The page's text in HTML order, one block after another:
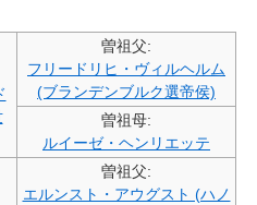
曽祖父:
フリードリヒ・ヴィルヘルム
(ブランデンブルク選帝侯)
曽祖母:
ルイーゼ・ヘンリエッテ
曽祖父:
エルンスト・アウグスト (ハノ